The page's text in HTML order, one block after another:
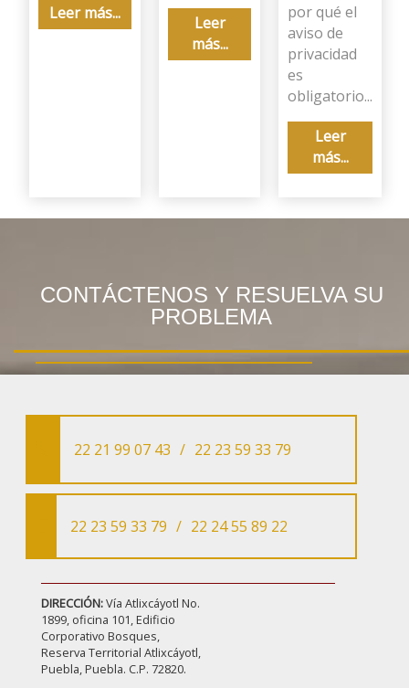
Leer más...
Leer
más...
por qué el
aviso de
privacidad
es
obligatorio...
Leer
más...
CONTÁCTENOS Y RESUELVA SU
PROBLEMA
22 21 99 07 43 / 22 23 59 33 79
22 23 59 33 79 / 22 24 55 89 22
DIRECCIÓN:Vía Atlixcáyotl No.
1899, oficina 101, Edificio
Corporativo Bosques,
Reserva Territorial Atlixcáyotl,
Puebla, Puebla. C.P. 72820.